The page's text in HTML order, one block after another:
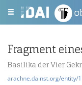
Basilika der Vier
arachne.dainst.org/entity/